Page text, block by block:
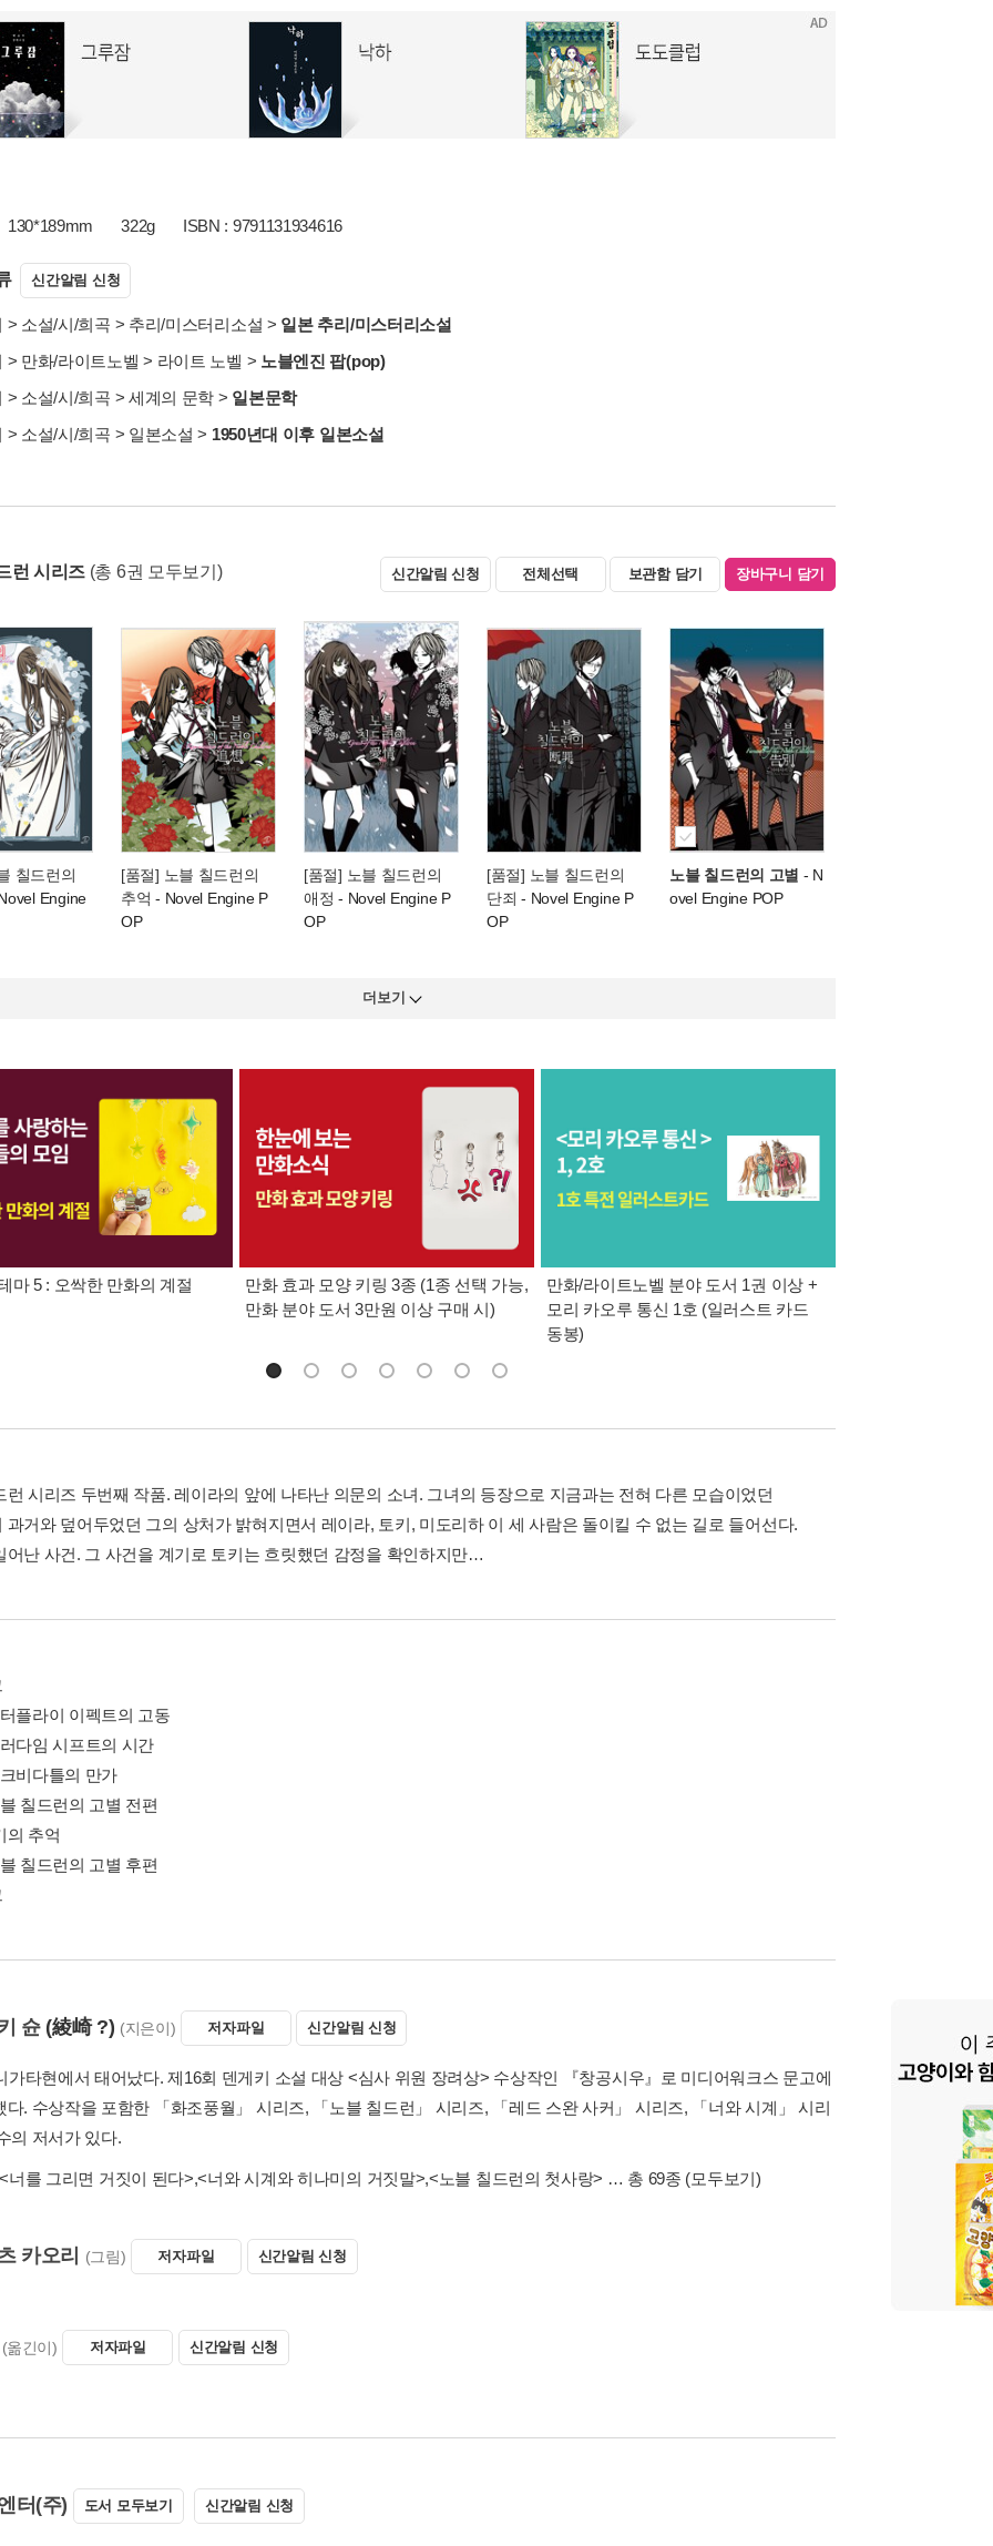
130*189mm 322g ISBN : 9791131934616
신간알림 신청
> 소설/시/희곡 > 추리/미스터리소설 > 일본 추리/미스터리소설
> 만화/라이트노벨 > 라이트 노벨 > 노블엔진 팝(pop)
> 소설/시/희곡 > 세계의 문학 > 일본문학
> 소설/시/희곡 > 일본소설 > 1950년대 이후 일본소설
런 시리즈 (총 6권 모두보기) 신간알림 신청 전체선택 보관함 담기 장바구니 담기
칠드런의
Engine
[품절] 노블 칠드런의
추억 - Novel Engine P
OP
[품절] 노블 칠드런의
애정 - Novel Engine P
OP
[품절] 노블 칠드런의
단죄 - Novel Engine P
OP
노블 칠드런의 고별 - N
ovel Engine POP
더보기
마 5 : 오싹한 만화의 계절
만화 효과 모양 키링 3종 (1종 선택 가능,
만화 분야 도서 3만원 이상 구매 시)
만화/라이트노벨 분야 도서 1권 이상 +
모리 카오루 통신 1호 (일러스트 카드
동봉)
런 시리즈 두번째 작품. 레이라의 앞에 나타난 의문의 소녀. 그녀의 등장으로 지금과는 전혀 다른 모습이었던
과거와 덮어두었던 그의 상처가 밝혀지면서 레이라, 토키, 미도리하 이 세 사람은 돌이킬 수 없는 길로 들어선다.
어난 사건. 그 사건을 계기로 토키는 흐릿했던 감정을 확인하지만…
플라이 이펙트의 고동
다임 시프트의 시간
비다틀의 만가
칠드런의 고별 전편
의 추억
칠드런의 고별 후편
슌(綾崎 ?) (지은이) 저자파일 신간알림 신청
가타현에서 태어났다. 제16회 덴게키 소설 대상 <심사 위원 장려상> 수상작인 『창공시우』로 미디어워크스 문고에
다. 수상작을 포함한 「화조풍월」 시리즈, 「노블 칠드런」 시리즈, 「레드 스완 사커」 시리즈, 「너와 시계」 시리
의 저서가 있다.
<너를 그리면 거짓이 된다>,<너와 시계와 히나미의 거짓말>,<노블 칠드런의 첫사랑> … 총 69종 (모두보기)
카오리 (그림) 저자파일 신간알림 신청
(옮긴이) 저자파일 신간알림 신청
터(주) 도서 모두보기 신간알림 신청